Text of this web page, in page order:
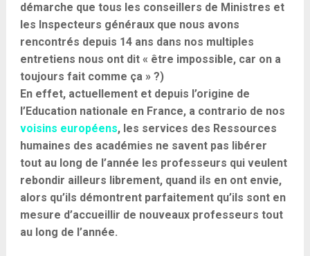
démarche que tous les conseillers de Ministres et
les Inspecteurs généraux que nous avons
rencontrés depuis 14 ans dans nos multiples
entretiens nous ont dit « être impossible, car on a
toujours fait comme ça » ?)
En effet, actuellement et depuis l’origine de
l’Education nationale en France, a contrario de nos
voisins européens, les services des Ressources
humaines des académies ne savent pas libérer
tout au long de l’année les professeurs qui veulent
rebondir ailleurs librement, quand ils en ont envie,
alors qu’ils démontrent parfaitement qu’ils sont en
mesure d’accueillir de nouveaux professeurs tout
au long de l’année.